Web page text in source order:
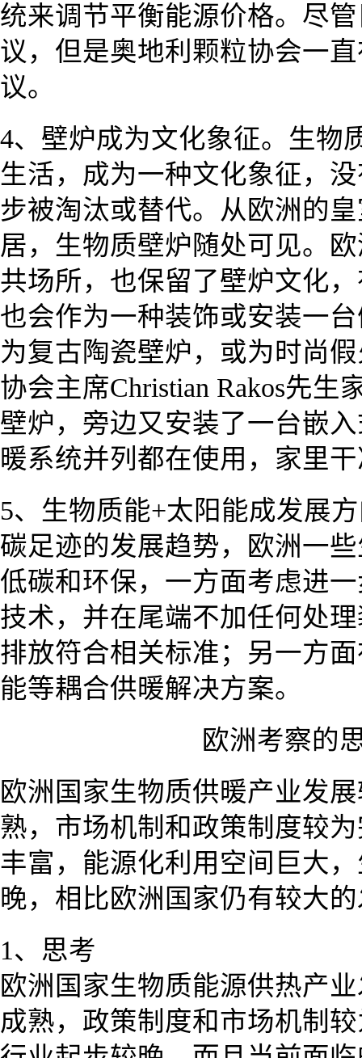
统来调节平衡能源价格。尽
议，但是奥地利颗粒协会一
议。
4、壁炉成为文化象征。生物
生活，成为一种文化象征，
步被淘汰或替代。从欧洲的
居，生物质壁炉随处可见。
共场所，也保留了壁炉文化
也会作为一种装饰或安装一
为复古陶瓷壁炉，或为时尚
协会主席Christian Rakos先
壁炉，旁边又安装了一台嵌
暖系统并列都在使用，家里
5、生物质能+太阳能成发展
碳足迹的发展趋势，欧洲一
低碳和环保，一方面考虑进
技术，并在尾端不加任何处
排放符合相关标准；另一方
能等耦合供暖解决方案。
欧洲考察的
欧洲国家生物质供暖产业发
熟，市场机制和政策制度较
丰富，能源化利用空间巨大
晚，相比欧洲国家仍有较大
1、思考
欧洲国家生物质能源供热产
成熟，政策制度和市场机制